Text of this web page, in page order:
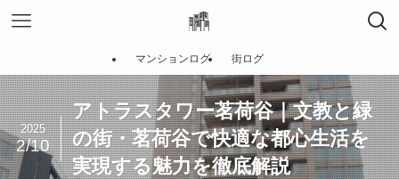
マンションログ 街ログ
アトラスタワー茗荷谷｜文教と緑
の街・茗荷谷で快適な都心生活を
実現する魅力を徹底解説
2025
2/10